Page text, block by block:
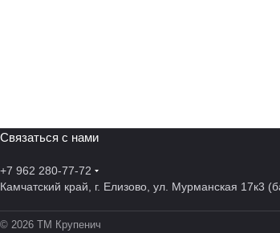
Связаться с нами
+7 962 280-77-72
Камчатский край, г. Елизово, ул. Мурманская 17к3
© 2026 ТМ Крупенич